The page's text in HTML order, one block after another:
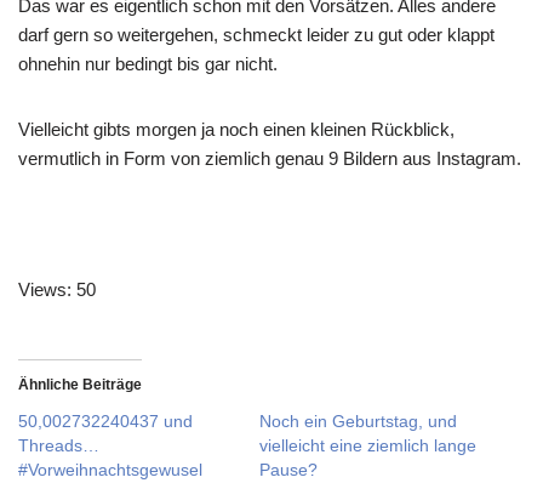
Das war es eigentlich schon mit den Vorsätzen. Alles andere
darf gern so weitergehen, schmeckt leider zu gut oder klappt
ohnehin nur bedingt bis gar nicht.
Vielleicht gibts morgen ja noch einen kleinen Rückblick,
vermutlich in Form von ziemlich genau 9 Bildern aus Instagram.
Views: 50
Ähnliche Beiträge
50,002732240437 und
Threads…
#Vorweihnachtsgewusel
Noch ein Geburtstag, und
vielleicht eine ziemlich lange
Pause?